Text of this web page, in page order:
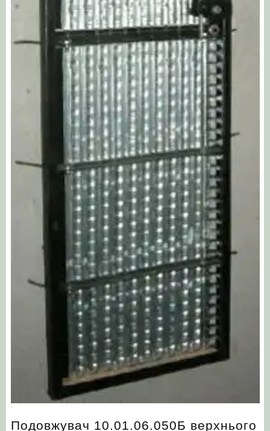
Подовжувач 10.01.06.050Б верхнього